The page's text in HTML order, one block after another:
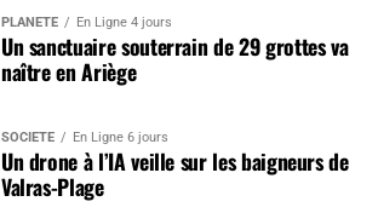
PLANÈTE En Ligne 4 jours
Un sanctuaire souterrain de 29 grottes va
naître en Ariège
SOCIÉTÉ En Ligne 6 jours
Un drone à l’IA veille sur les baigneurs de
Valras-Plage